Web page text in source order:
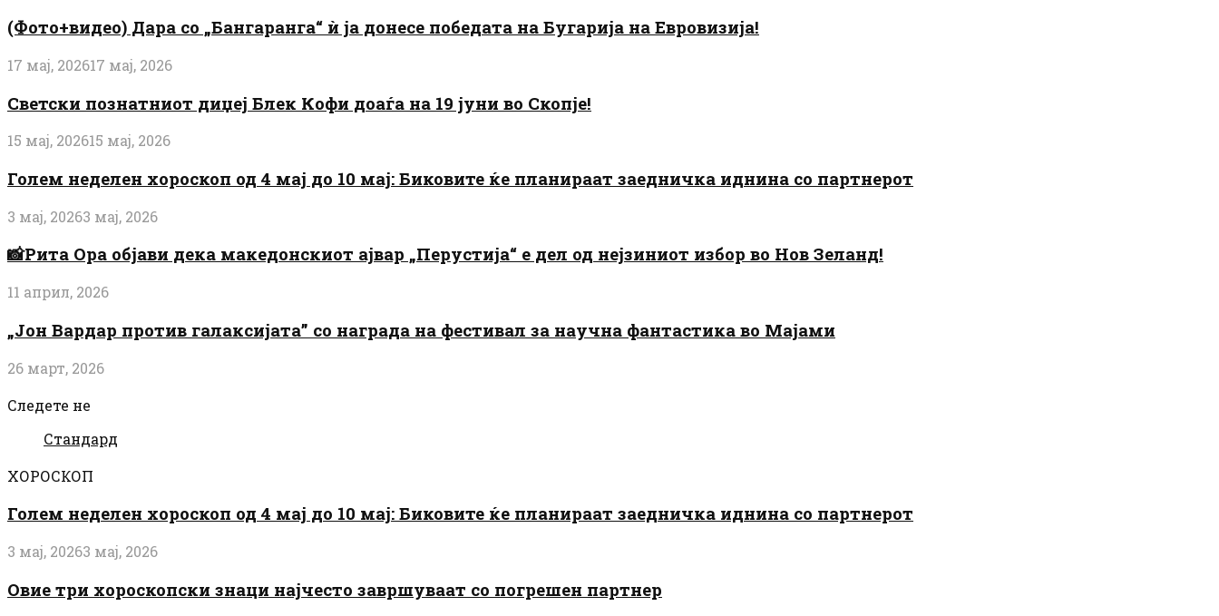
(Фото+видео) Дара со „Бангаранга“ ѝ ја донесе победата на Бугарија на Евровизија!
17 мај, 202617 мај, 2026
Светски познатниот диџеј Блек Кофи доаѓа на 19 јуни во Скопје!
15 мај, 202615 мај, 2026
Голем неделен хороскоп од 4 мај до 10 мај: Биковите ќе планираат заедничка иднина со партнерот
3 мај, 20263 мај, 2026
📸Рита Ора објави дека македонскиот ајвар „Перустија“ е дел од нејзиниот избор во Нов Зеланд!
11 април, 2026
„Јон Вардар против галаксијата” со награда на фестивал за научна фантастика во Мајами
26 март, 2026
Следете не
Стандард
ХОРОСКОП
Голем неделен хороскоп од 4 мај до 10 мај: Биковите ќе планираат заедничка иднина со партнерот
3 мај, 20263 мај, 2026
Овие три хороскопски знаци најчесто завршуваат со погрешен партнер